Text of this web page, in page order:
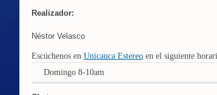
Realizador:
Néstor Velasco
Escúchenos en Unicauca Estereoen el siguiente
Domingo 8-10am